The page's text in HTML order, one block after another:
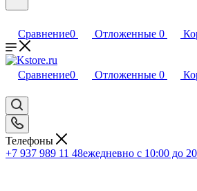
Сравнение0 Отложенные 0
Сравнение0 Отложенные 0
Телефоны
+7 937 989 11 48ежедневно с 10:00 до